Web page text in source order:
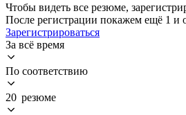
Чтобы видеть все резюме,
После регистрации покажем ещё 1 и
Зарегистрироваться
За всё время
По соответствию
20 резюме